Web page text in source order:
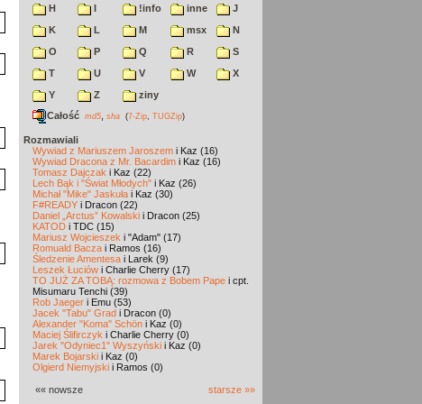
H
I !info inne
J
K
L M msx
N
O
P Q R
S
T
U V W
X
Y
Z
ziny
Całość md5 sha (7-Zip TUGZip)
Rozmawiali
Wywiad z Mariuszem Jaroszem i Kaz (16)
Wywiad Dracona z Mr. Bacardim i Kaz (16)
Tomasz Dajczak i Kaz (22)
Lech Bąk i "Świat Młodych" i Kaz (26)
Michał "Mike" Jaskuła i Kaz (30)
F#READY i Dracon (22)
Daniel „Arctus” Kowalski i Dracon (25)
KATOD i TDC (15)
Mariusz Wojcieszek i "Adam" (17)
Romuald Bacza i Ramos (16)
Śledzenie Amentesa i Larek (9)
Leszek Łuciów i Charlie Cherry (17)
TO JUŻ ZA TOBĄ: rozmowa z Bobem Pape i cpt.
Misumaru Tenchi (39)
Rob Jaeger i Emu (53)
Jacek "Tabu" Grad i Dracon (0)
Alexander "Koma" Schön i Kaz (0)
Maciej Ślifirczyk i Charlie Cherry (0)
Jarek "Odyniec1" Wyszyński i Kaz (0)
Marek Bojarski i Kaz (0)
Olgierd Niemyjski i Ramos (0)
«« nowsze starsze »»